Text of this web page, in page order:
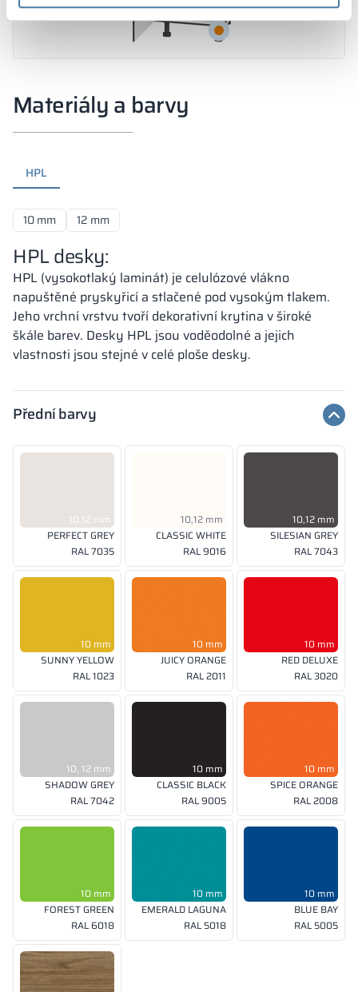
Materiály a barvy
HPL
10 mm 12 mm
HPL desky:
HPL (vysokotlaký laminát) je celulózové vlákno
napuštěné pryskyřicí a stlačené pod vysokým tlakem.
Jeho vrchní vrstvu tvoří dekorativní krytina v široké
škále barev. Desky HPL jsou voděodolné a jejich
vlastnosti jsou stejné v celé ploše desky.
Přední barvy
10,12 mm
PERFECT GREY
RAL 7035
10,12 mm
CLASSIC WHITE
RAL 9016
10,12 mm
SILESIAN GREY
RAL 7043
10 mm
SUNNY YELLOW
RAL 1023
10 mm
JUICY ORANGE
RAL 2011
10 mm
RED DELUXE
RAL 3020
10, 12 mm
SHADOW GREY
RAL 7042
10 mm
CLASSIC BLACK
RAL 9005
10 mm
SPICE ORANGE
RAL 2008
10 mm
FOREST GREEN
RAL 6018
10 mm
EMERALD LAGUNA
RAL 5018
10 mm
BLUE BAY
RAL 5005